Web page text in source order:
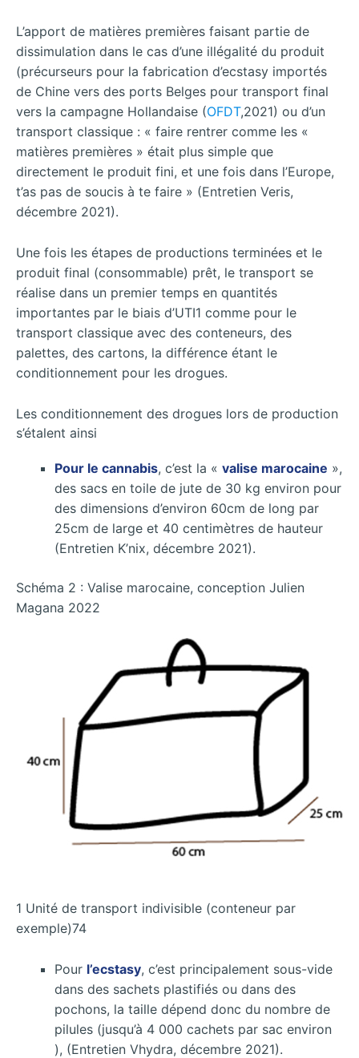
L’apport de matières premières faisant partie de
dissimulation dans le cas d’une illégalité du produit
(précurseurs pour la fabrication d’ecstasy importés
de Chine vers des ports Belges pour transport final
vers la campagne Hollandaise (OFDT,2021) ou d’un
transport classique : « faire rentrer comme les «
matières premières » était plus simple que
directement le produit fini, et une fois dans l’Europe,
t’as pas de soucis à te faire » (Entretien Veris,
décembre 2021).
Une fois les étapes de productions terminées et le
produit final (consommable) prêt, le transport se
réalise dans un premier temps en quantités
importantes par le biais d’UTI1 comme pour le
transport classique avec des conteneurs, des
palettes, des cartons, la différence étant le
conditionnement pour les drogues.
Les conditionnement des drogues lors de production
s’étalent ainsi
Pour le cannabis, c’est la « valise marocaine »,
des sacs en toile de jute de 30 kg environ pour
des dimensions d’environ 60cm de long par
25cm de large et 40 centimètres de hauteur
(Entretien K’nix, décembre 2021).
Schéma 2 : Valise marocaine, conception Julien
Magana 2022
1 Unité de transport indivisible (conteneur par
exemple)74
Pour l’ecstasy, c’est principalement sous-vide
dans des sachets plastifiés ou dans des
pochons, la taille dépend donc du nombre de
pilules (jusqu’à 4 000 cachets par sac environ
), (Entretien Vhydra, décembre 2021).